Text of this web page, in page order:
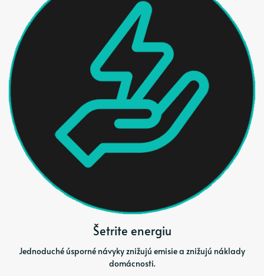
Šetrite energiu
Jednoduché úsporné návyky znižujú emisie a znižujú náklady
domácnosti.